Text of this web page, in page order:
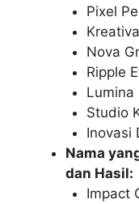
Pixel
Nova
Ripple
Lumina
Studio
Inovasi
Nama
dan Hasil:
Impact